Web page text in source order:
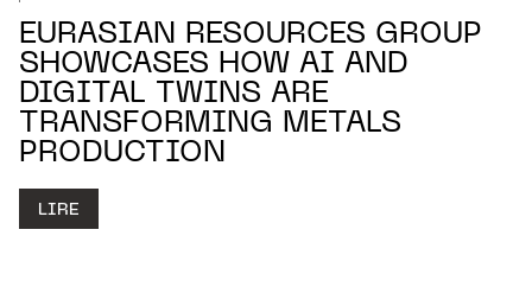
EURASIAN RESOURCES GROUP
SHOWCASES HOW AI AND
DIGITAL TWINS ARE
TRANSFORMING METALS
PRODUCTION
LIRE